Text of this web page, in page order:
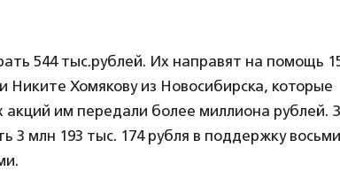
544 тыс.рублей. Их направят на помощь
Хомякову из Новосибирска, которые
им передали более миллиона рублей.
3 млн 193 тыс. 174 рубля в поддержку восьми